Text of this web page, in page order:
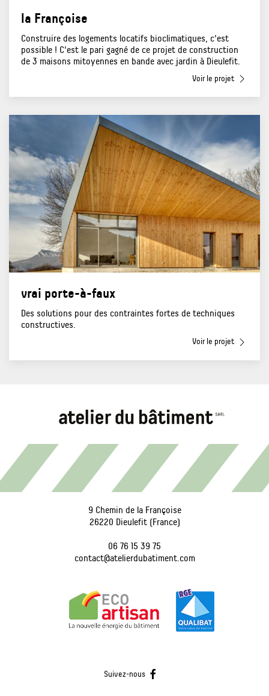
la Françoise
Construire des logements locatifs bioclimatiques, c'est
possible ! C'est le pari gagné de ce projet de construction
de 3 maisons mitoyennes en bande avec jardin à Dieulefit.
Voir le projet
vrai porte-à-faux
Des solutions pour des contraintes fortes de techniques
constructives.
Voir le projet
9 Chemin de la Françoise
26220 Dieulefit (France)
06 76 15 39 75
contact@atelierdubatiment.com
Suivez-nous